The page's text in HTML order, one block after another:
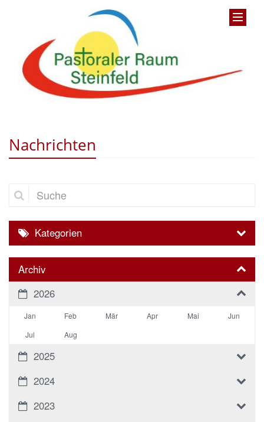
Nachrichten
Suche
Kategorien
Archiv
2026
Jan Feb Mär Apr Mai
Jun
Jul
Aug
2025
2024
2023